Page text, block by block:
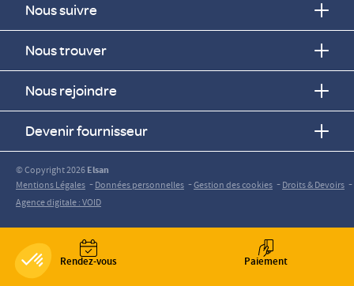
Rendez-vous Paiement
Nous suivre
Nous trouver
Nous rejoindre
Devenir fournisseur
© Copyright 2026Elsan
Mentions Légales -Données personnelles -Gestion des cookies -Droits & Devoirs -
Agence digitale : VOID